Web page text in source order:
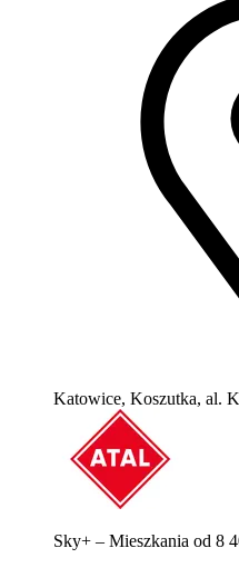
Katowice, Koszutka, al.
Sky+ – Mieszkania od 8